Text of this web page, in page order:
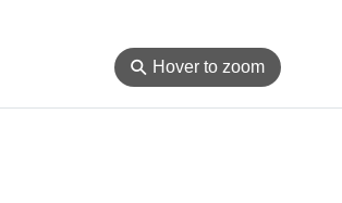
⚲ Hover to zoom